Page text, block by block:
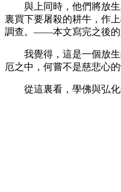
與上同時，他們將放生
裏買下要屠殺的耕牛，作
調查。——本文寫完之後的
我覺得，這是一個放生
厄之中，何嘗不是慈悲心
從這裏看，學佛與弘化